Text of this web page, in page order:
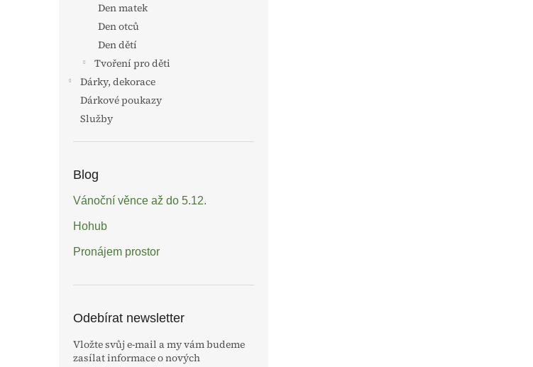
Den matek
Den otců
Den dětí
Tvoření pro děti
Dárky, dekorace
Dárkové poukazy
Služby
Blog
Vánoční věnce až do 5.12.
Hohub
Pronájem prostor
Odebírat newsletter
Vložte svůj e-mail a my vám budeme
zasílat informace o nových